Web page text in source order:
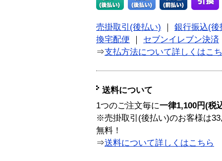
売掛取引(後払い)
銀行振込(後
換宅配便
セブンイレブン決済
⇒支払方法について詳しくはこ
送料について
1つのご注文毎に一律1,100円(税
※売掛取引(後払い)のお客様は
無料！
⇒送料について詳しくはこちら